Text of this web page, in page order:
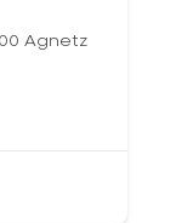
Agnetz